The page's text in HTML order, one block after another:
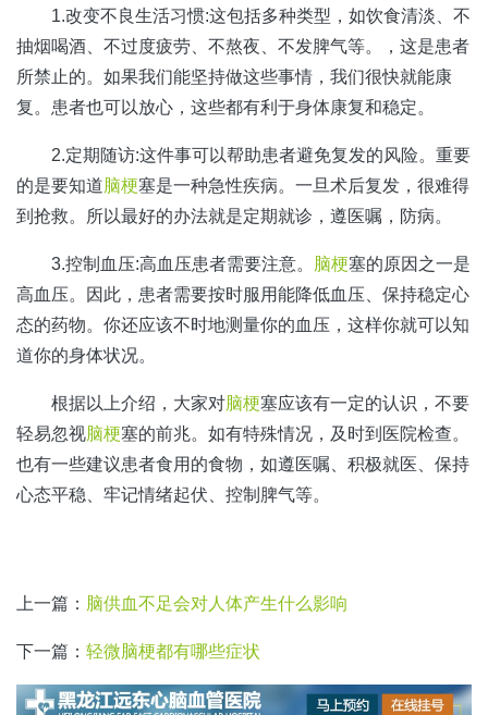
1.改变不良生活习惯:这包括多种类型，如饮食清淡、不
抽烟喝酒、不过度疲劳、不熬夜、不发脾气等。，这是患者
所禁止的。如果我们能坚持做这些事情，我们很快就能康
复。患者也可以放心，这些都有利于身体康复和稳定。
2.定期随访:这件事可以帮助患者避免复发的风险。重要
的是要知道脑梗塞是一种急性疾病。一旦术后复发，很难得
到抢救。所以最好的办法就是定期就诊，遵医嘱，防病。
3.控制血压:高血压患者需要注意。 脑梗塞的原因之一是
高血压。因此，患者需要按时服用能降低血压、保持稳定心
态的药物。你还应该不时地测量你的血压，这样你就可以知
道你的身体状况。
根据以上介绍，大家对脑梗塞应该有一定的认识，不要
轻易忽视脑梗塞的前兆。如有特殊情况，及时到医院检查。
也有一些建议患者食用的食物，如遵医嘱、积极就医、保持
心态平稳、牢记情绪起伏、控制脾气等。
上一篇： 脑供血不足会对人体产生什么影响
下一篇： 轻微脑梗都有哪些症状